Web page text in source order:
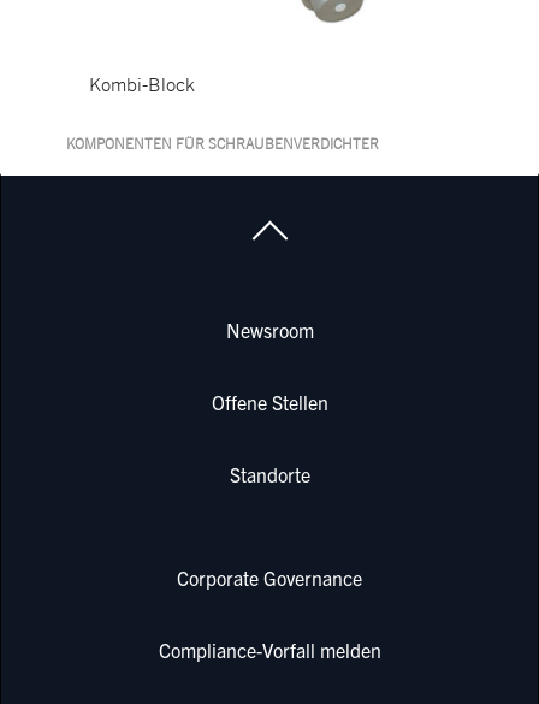
Kombi-Block
KOMPONENTEN FÜR SCHRAUBENVERDICHTER
Newsroom
Offene Stellen
Standorte
Corporate Governance
Compliance-Vorfall melden